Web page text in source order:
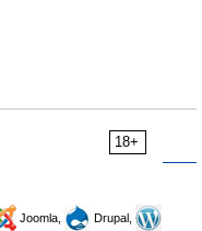
18+
Joomla,
Drupal,